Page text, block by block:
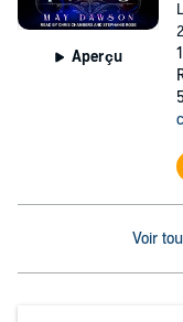
Aperçu
Voir